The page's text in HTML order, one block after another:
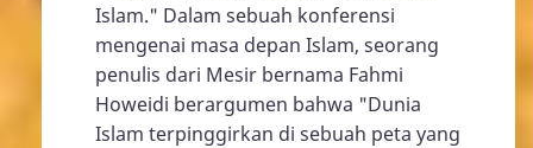
Islam." Dalam sebuah konferensi
mengenai masa depan Islam, seorang
penulis dari Mesir bernama Fahmi
Howeidi berargumen bahwa "Dunia
Islam terpinggirkan di sebuah peta yang